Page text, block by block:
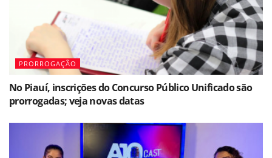
PRORROGAÇÃO
No Piauí, inscrições do Concurso Público Unificado são
prorrogadas; veja novas datas